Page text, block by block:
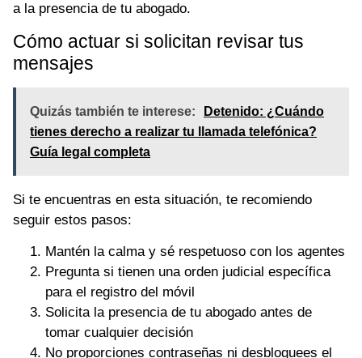
a la presencia de tu abogado.
Cómo actuar si solicitan revisar tus
mensajes
Quizás también te interese:
Detenido: ¿Cuándo
tienes derecho a realizar tu llamada telefónica?
Guía legal completa
Si te encuentras en esta situación, te recomiendo
seguir estos pasos:
Mantén la calma y sé respetuoso con los agentes
Pregunta si tienen una orden judicial específica
para el registro del móvil
Solicita la presencia de tu abogado antes de
tomar cualquier decisión
No proporciones contraseñas ni desbloquees el